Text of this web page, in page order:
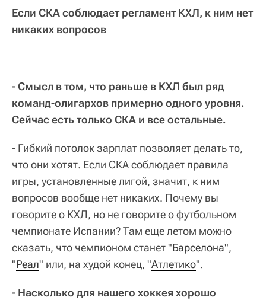
Если СКА соблюдает регламент КХЛ, к ним нет
никаких вопросов
- Смысл в том, что раньше в КХЛ был ряд
команд-олигархов примерно одного уровня.
Сейчас есть только СКА и все остальные.
- Гибкий потолок зарплат позволяет делать то,
что они хотят. Если СКА соблюдает правила
игры, установленные лигой, значит, к ним
вопросов вообще нет никаких. Почему вы
говорите о КХЛ, но не говорите о футбольном
чемпионате Испании? Там еще летом можно
сказать, что чемпионом станет "Барселона",
"Реал" или, на худой конец, "Атлетико".
- Насколько для нашего хоккея хорошо